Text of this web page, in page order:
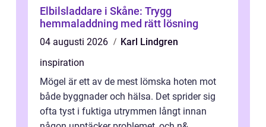
Elbilsladdare i Skåne: Trygg
hemmaladdning med rätt lösning
04 augusti 2026
Karl Lindgren
inspiration
Mögel är ett av de mest lömska hoten mot
både byggnader och hälsa. Det sprider sig
ofta tyst i fuktiga utrymmen långt innan